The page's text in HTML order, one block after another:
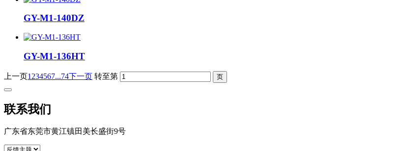
GY-M1-140DZ
GY-M1-136HT
上一页1 234567...74下一页 转至第
联系我们
广东省东莞市黄江镇田美长盛街9号